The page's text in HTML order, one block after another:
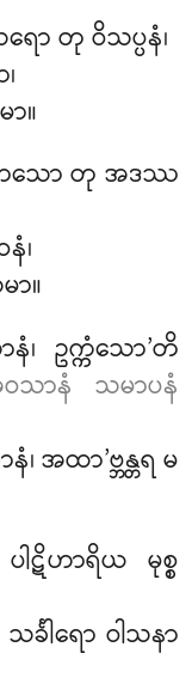
ရော တု ဝိသပ္ပနံ၊
။
နာသော တု အဒဿ
၊
ာ။
၊ ဥက္ကံသော’တိ
သာနံ သမာပနံ
အထာ’ဗ္ဘန္တရ မ
ါဋိဟာရိယ မုစ္စ
ခါရော ဝါသနာ